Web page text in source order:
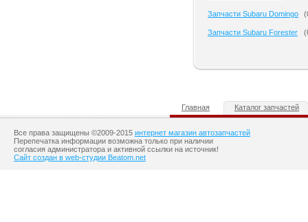
Запчасти Subaru Domingo (
Запчасти Subaru Forester (
Главная Каталог запчастей
Все права защищены ©2009-2015 интернет магазин автозапчастей
Перепечатка информации возможна только при наличии
согласия администратора и активной ссылки на источник!
Сайт создан в web-студии Beatom.net